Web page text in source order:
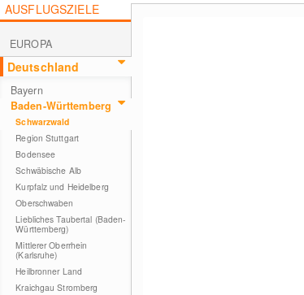
AUSFLUGSZIELE
EUROPA
Deutschland
Bayern
Baden-Württemberg
Schwarzwald
Region Stuttgart
Bodensee
Schwäbische Alb
Kurpfalz und Heidelberg
Oberschwaben
Liebliches Taubertal (Baden-
Württemberg)
Mittlerer Oberrhein
(Karlsruhe)
Heilbronner Land
Kraichgau Stromberg